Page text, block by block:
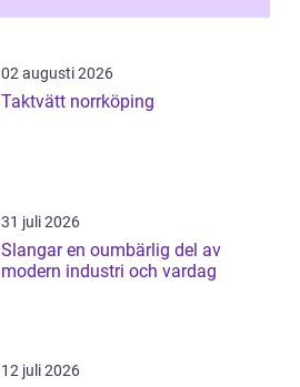
02 augusti 2026
Taktvätt norrköping
31 juli 2026
Slangar en oumbärlig del av
modern industri och vardag
12 juli 2026